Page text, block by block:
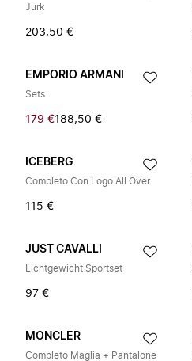
Jurk
203,50 €
EMPORIO ARMANI
Sets
179 €188,50 €
ICEBERG
Completo Con Logo All Over
115 €
JUST CAVALLI
Lichtgewicht Sportset
97 €
MONCLER
Completo Maglia + Pantalone